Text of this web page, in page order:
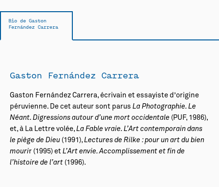
Bio de Gaston
Fernández Carrera
Gaston Fernández Carrera
Gaston Fernández Carrera, écrivain et essayiste d’origine
péruvienne. De cet auteur sont parus La Photographie. Le
Néant. Digressions autour d’une mort occidentale (PUF, 1986),
et, à La Lettre volée, La Fable vraie. L’Art contemporain dans
le piège de Dieu (1991), Lectures de Rilke : pour un art du bien
mourir (1995) et L’Art envie. Accomplissement et fin de
l’histoire de l’art (1996).